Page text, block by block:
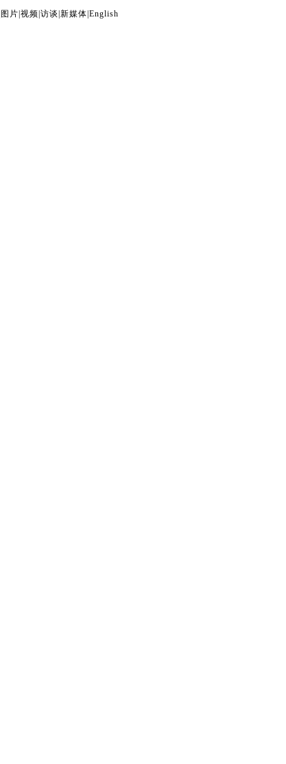
图片 视频 访谈 新媒体 English